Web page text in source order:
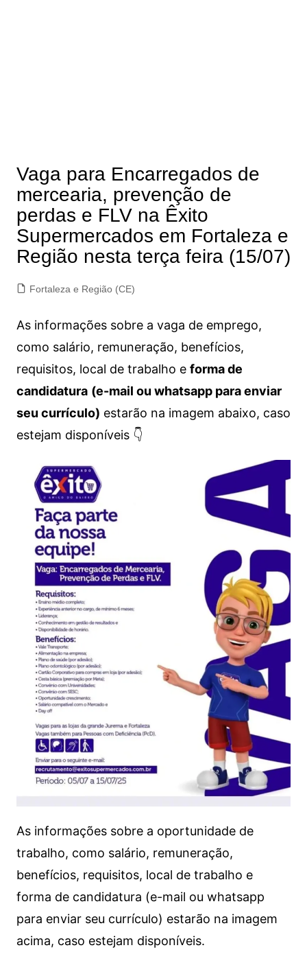
Vaga para Encarregados de
mercearia, prevenção de
perdas e FLV na Êxito
Supermercados em Fortaleza e
Região nesta terça feira (15/07)
Fortaleza e Região (CE)
As informações sobre a vaga de emprego,
como salário, remuneração, benefícios,
requisitos, local de trabalho e forma de
candidatura (e-mail ou whatsapp para enviar
seu currículo) estarão na imagem abaixo, caso
estejam disponíveis 👇
As informações sobre a oportunidade de
trabalho, como salário, remuneração,
benefícios, requisitos, local de trabalho e
forma de candidatura (e-mail ou whatsapp
para enviar seu currículo) estarão na imagem
acima, caso estejam disponíveis.